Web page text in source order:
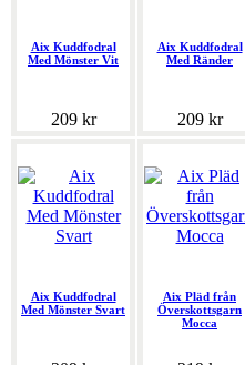
Aix Kuddfodral
Med Mönster Vit
209 kr
Aix Kuddfodral
Med Ränder
209 kr
Aix Kuddfodral
Med Mönster Svart
Aix Pläd från
Överskottsgarn
Mocca